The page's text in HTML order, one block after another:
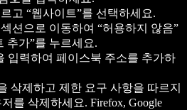
고 “웹사이트”를 선택하세요.
션으로 이동하여 “허용하지 않음”
추가”를 누르세요.
입력하여 페이스북 주소를 추가하
삭제하고 제한 요구 사항을 따르지
를 삭제하세요. Firefox, Google